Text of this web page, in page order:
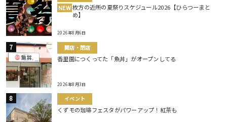
NEW 枚方の近所の夏祭りスケジュール2026【ひらつーまと
め】
2026年8月6日
開店・閉店
香里園につくってた「魚丼」がオープンしてる
2026年8月3日
イベント
くずモの珈琲フェスタがパワーアップ！紅茶も